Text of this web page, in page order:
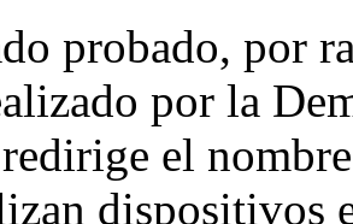
probado, por
por la
el
dispositivos